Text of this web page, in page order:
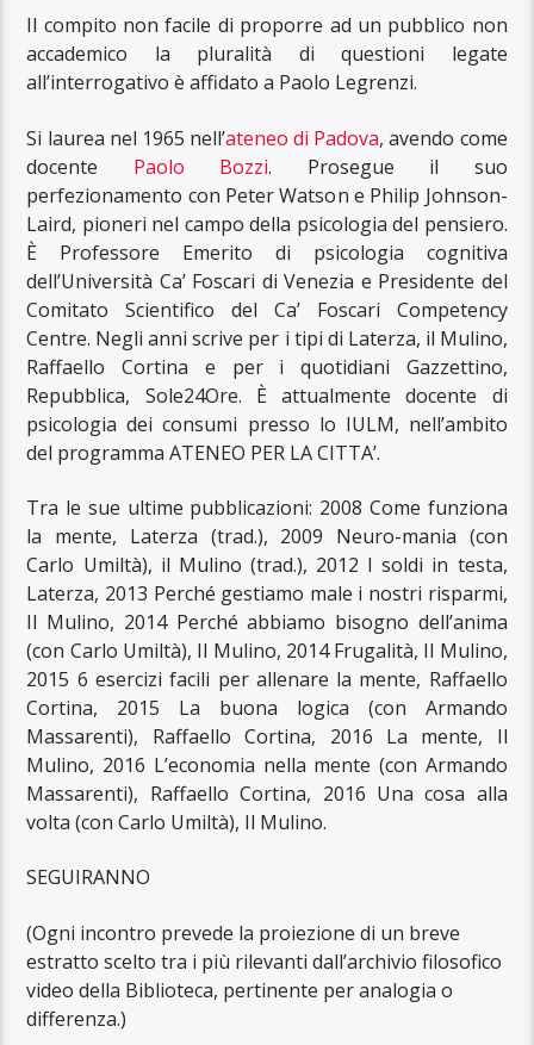
Il compito non facile di proporre ad un pubblico non
accademico la pluralità di questioni legate
all’interrogativo è affidato a Paolo Legrenzi.
Si laurea nel 1965 nell’ateneo di Padova, avendo come
docente Paolo Bozzi. Prosegue il suo
perfezionamento con Peter Watson e Philip Johnson-
Laird, pioneri nel campo della psicologia del pensiero.
È Professore Emerito di psicologia cognitiva
dell’Università Ca’ Foscari di Venezia e Presidente del
Comitato Scientifico del Ca’ Foscari Competency
Centre. Negli anni scrive per i tipi di Laterza, il Mulino,
Raffaello Cortina e per i quotidiani Gazzettino,
Repubblica, Sole24Ore. È attualmente docente di
psicologia dei consumi presso lo IULM, nell’ambito
del programma ATENEO PER LA CITTA’.
Tra le sue ultime pubblicazioni: 2008 Come funziona
la mente, Laterza (trad.), 2009 Neuro-mania (con
Carlo Umiltà), il Mulino (trad.), 2012 I soldi in testa,
Laterza, 2013 Perché gestiamo male i nostri risparmi,
Il Mulino, 2014 Perché abbiamo bisogno dell’anima
(con Carlo Umiltà), Il Mulino, 2014 Frugalità, Il Mulino,
2015 6 esercizi facili per allenare la mente, Raffaello
Cortina, 2015 La buona logica (con Armando
Massarenti), Raffaello Cortina, 2016 La mente, Il
Mulino, 2016 L’economia nella mente (con Armando
Massarenti), Raffaello Cortina, 2016 Una cosa alla
volta (con Carlo Umiltà), Il Mulino.
SEGUIRANNO
(Ogni incontro prevede la proiezione di un breve
estratto scelto tra i più rilevanti dall’archivio filosofico
video della Biblioteca, pertinente per analogia o
differenza.)